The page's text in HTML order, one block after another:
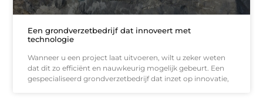
Een grondverzetbedrijf dat innoveert met
technologie
Wanneer u een project laat uitvoeren, wilt u zeker weten
dat dit zo efficiënt en nauwkeurig mogelijk gebeurt. Een
gespecialiseerd grondverzetbedrijf dat inzet op innovatie,